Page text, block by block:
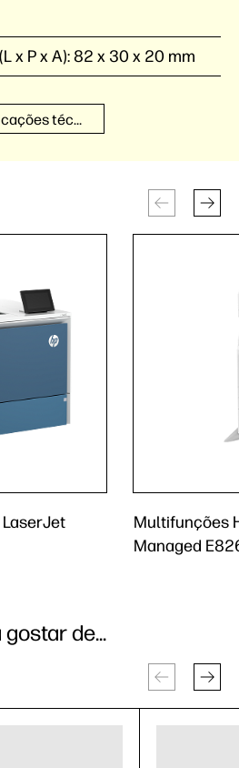
x P x A):82 x 30 x 20 mm
Ver todas as especificações técnicas
Multifunções
Managed
de...